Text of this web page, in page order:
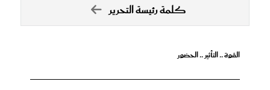
كلمة رئيسة التحرير
القوة .. التأثير .. الحضور